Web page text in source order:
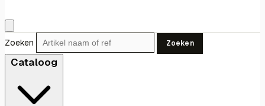
Zoeken Zoeken
Cataloog